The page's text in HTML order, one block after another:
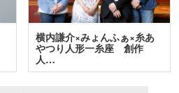
横内謙介×みょんふぁ×糸あ
やつり人形一糸座 創作
人…